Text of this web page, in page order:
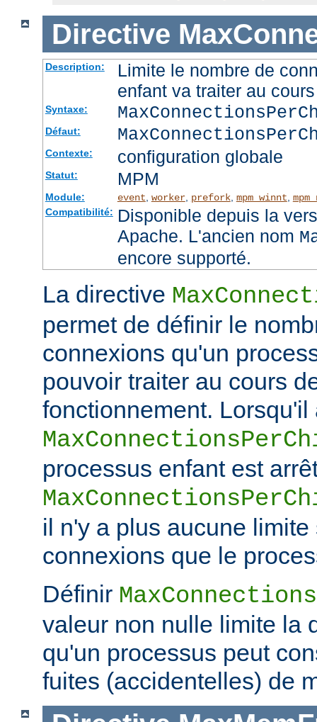
Directive
Description:
Limite le nombre de
enfant va traiter au
Syntaxe:
Défaut:
Contexte: configuration globale
Statut: MPM
Module: event worker, prefork, mpm_winnt
Compatibilité: Disponible depuis la
Apache. L'ancien nom
encore supporté.
La directive
permet de définir le
connexions qu'un
pouvoir traiter au cours
fonctionnement. Lorsqu'il
processus enfant est
il n'y a plus aucune
connexions que le
Définir
valeur non nulle limite la
qu'un processus peut
fuites (accidentelles) de